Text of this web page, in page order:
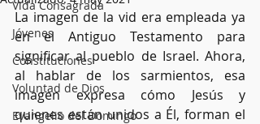
Vida Consagrada
Jóvenes
Constituciones
Voluntad de Dios
Evangelio del Domingo
La imagen de la vid era empleada ya
en el Antiguo Testamento para
significar al pueblo de Israel. Ahora,
al hablar de los sarmientos, esa
imagen expresa cómo Jesús y
quienes están unidos a Él, forman el